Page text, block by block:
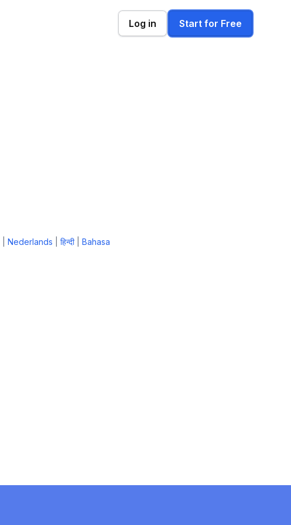
Log in Start for Free
Nederlands हिन्दी| Bahasa